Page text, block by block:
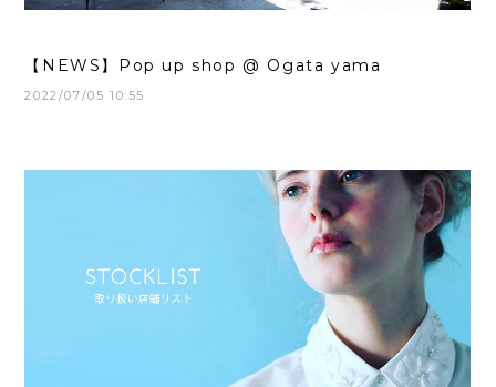
【NEWS】Pop up shop @ Ogata yama
2022/07/05 10:55